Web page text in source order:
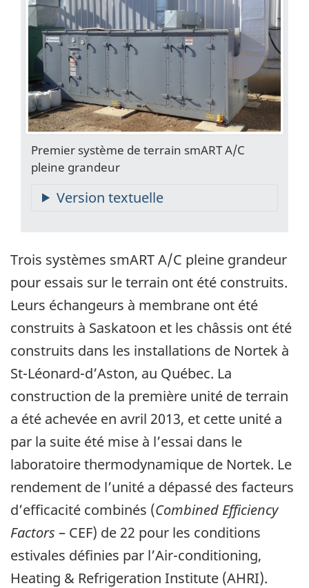
Premier système de terrain smART A/C
pleine grandeur
Trois systèmes smART A/C pleine grandeur
pour essais sur le terrain ont été construits.
Leurs échangeurs à membrane ont été
construits à Saskatoon et les châssis ont été
construits dans les installations de Nortek à
St-Léonard-d’Aston, au Québec. La
construction de la première unité de terrain
a été achevée en avril 2013, et cette unité a
par la suite été mise à l’essai dans le
laboratoire thermodynamique de Nortek. Le
rendement de l’unité a dépassé des facteurs
d’efficacité combinés (Combined Efficiency
Factors – CEF) de 22 pour les conditions
estivales définies par l’Air-conditioning,
Heating & Refrigeration Institute (AHRI).